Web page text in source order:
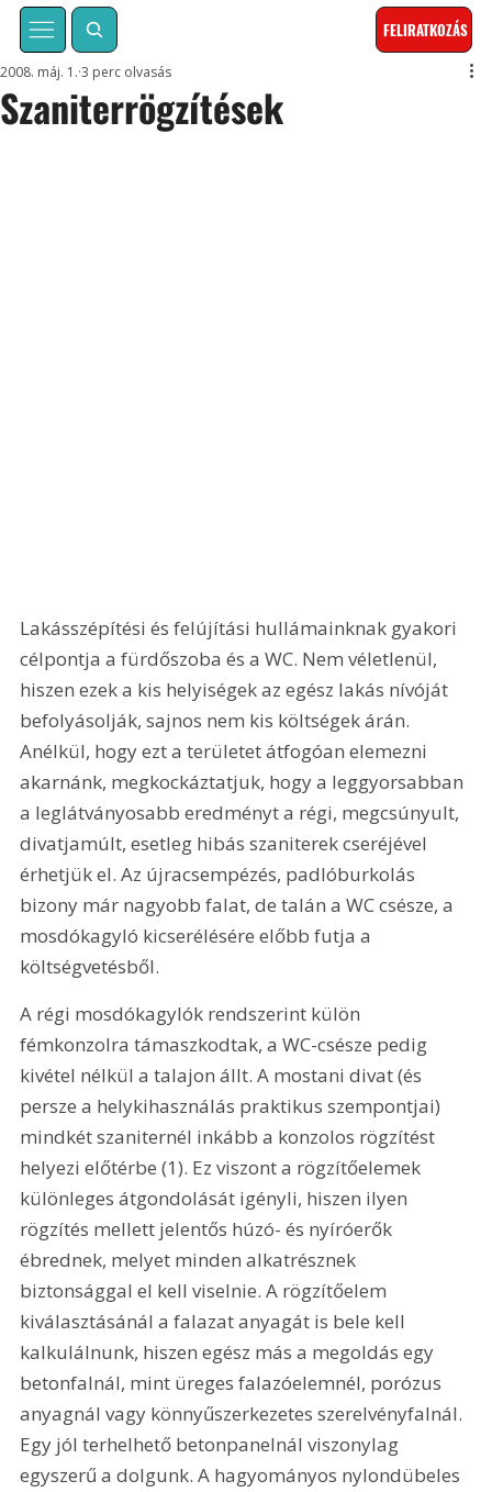
FELIRATKOZÁS
Szaniterrögzítések
2008. máj. 1. 3 perc olvasás
Lakásszépítési és felújítási hullámainknak gyakori
célpontja a fürdőszoba és a WC. Nem véletlenül,
hiszen ezek a kis helyiségek az egész lakás nívóját
befolyásolják, sajnos nem kis költségek árán.
Anélkül, hogy ezt a területet átfogóan elemezni
akarnánk, megkockáztatjuk, hogy a leggyorsabban
a leglátványosabb eredményt a régi, megcsúnyult,
divatjamúlt, esetleg hibás szaniterek cseréjével
érhetjük el. Az újracsempézés, padlóburkolás
bizony már nagyobb falat, de talán a WC csésze, a
mosdókagyló kicserélésére előbb futja a
költségvetésből.
A régi mosdókagylók rendszerint külön
fémkonzolra támaszkodtak, a WC-csésze pedig
kivétel nélkül a talajon állt. A mostani divat (és
persze a helykihasználás praktikus szempontjai)
mindkét szaniternél inkább a konzolos rögzítést
helyezi előtérbe (1). Ez viszont a rögzítőelemek
különleges átgondolását igényli, hiszen ilyen
rögzítés mellett jelentős húzó- és nyíróerők
ébrednek, melyet minden alkatrésznek
biztonsággal el kell viselnie. A rögzítőelem
kiválasztásánál a falazat anyagát is bele kell
kalkulálnunk, hiszen egész más a megoldás egy
betonfalnál, mint üreges falazóelemnél, porózus
anyagnál vagy könnyűszerkezetes szerelvényfalnál.
Egy jól terhelhető betonpanelnál viszonylag
egyszerű a dolgunk. A hagyományos nylondübeles